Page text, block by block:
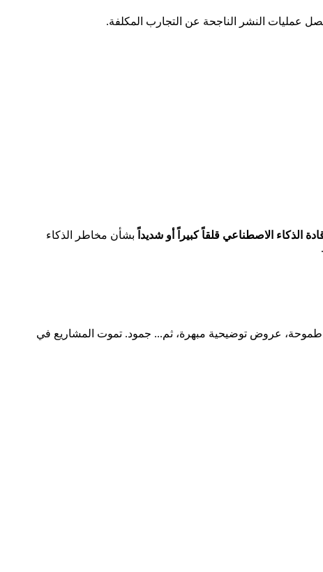
عمليات النشر الناجحة عن التجارب المكلفة.
بشأن مخاطر الذكاء
نمطاً متكرراً: مشاريع تجريبية طموحة، عروض توضيحية مبهرة، ثم... جمود. تموت المشاريع في